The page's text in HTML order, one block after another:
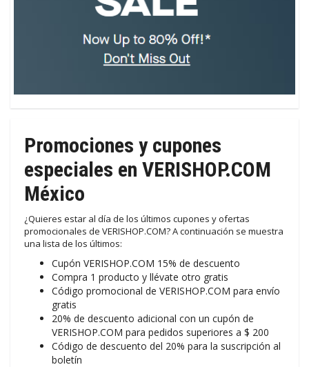
Promociones y cupones
especiales en VERISHOP.COM
México
¿Quieres estar al día de los últimos cupones y ofertas
promocionales de VERISHOP.COM? A continuación se muestra
una lista de los últimos:
Cupón VERISHOP.COM 15% de descuento
Compra 1 producto y llévate otro gratis
Código promocional de VERISHOP.COM para envío
gratis
20% de descuento adicional con un cupón de
VERISHOP.COM para pedidos superiores a $ 200
Código de descuento del 20% para la suscripción al
boletín